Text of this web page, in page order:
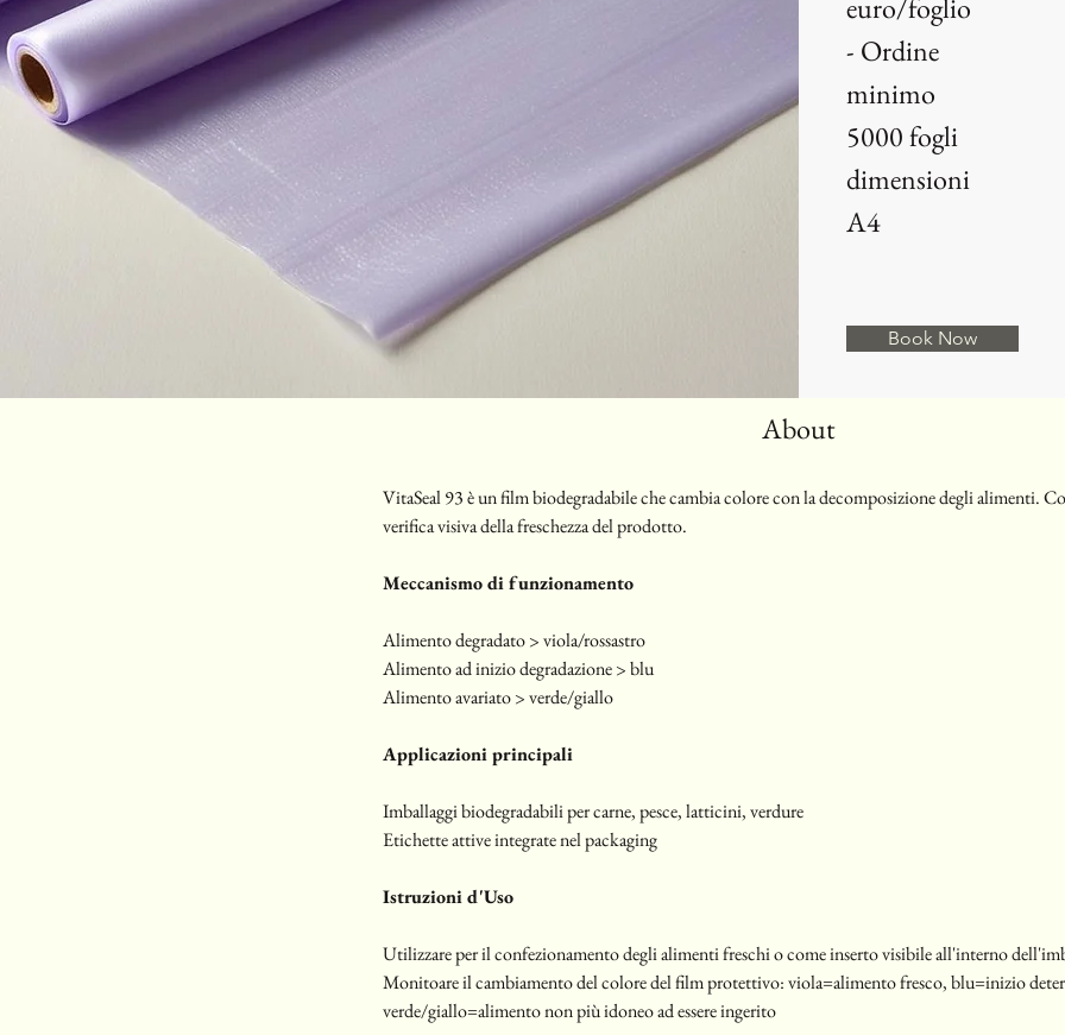
euro/foglio
- Ordine
minimo
5000 fogli
dimensioni
A4
Book Now
About
VitaSeal 93 è un film biodegradabile che cambia colore con la decomposizione degli alimenti.
verifica visiva della freschezza del prodotto.
Meccanismo di funzionamento
Alimento degradato > viola/rossastro
Alimento ad inizio degradazione > blu
Alimento avariato > verde/giallo
Applicazioni principali
Imballaggi biodegradabili per carne, pesce, latticini, verdure
Etichette attive integrate nel packaging
Istruzioni d'Uso
Utilizzare per il confezionamento degli alimenti freschi o come inserto visibile all'interno
Monitoare il cambiamento del colore del film protettivo: viola=alimento fresco, blu=inizio
verde/giallo=alimento non più idoneo ad essere ingerito